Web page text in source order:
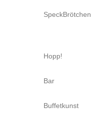
SpeckBrötchen
Hopp!
Bar
Buffetkunst